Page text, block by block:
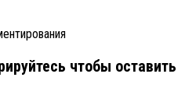
чтобы оставить